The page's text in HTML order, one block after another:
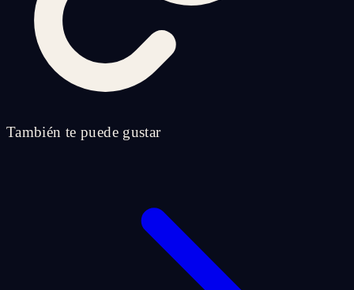
También te puede gustar